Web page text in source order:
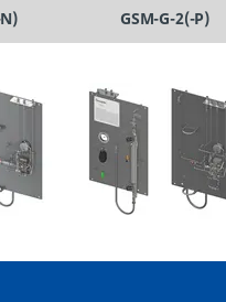
GSM-G-2(-P)